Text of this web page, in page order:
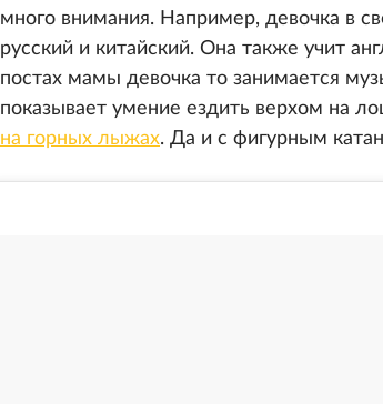
много внимания. Например, девочка в
русский и китайский. Она также учит
постах мамы девочка то занимается
показывает умение ездить верхом на
на горных лыжах. Да и с фигурным